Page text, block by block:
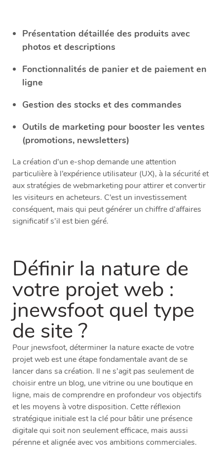
Présentation détaillée des produits avec
photos et descriptions
Fonctionnalités de panier et de paiement en
ligne
Gestion des stocks et des commandes
Outils de marketing pour booster les ventes
(promotions, newsletters)
La création d’un e-shop demande une attention
particulière à l’expérience utilisateur (UX), à la sécurité et
aux stratégies de webmarketing pour attirer et convertir
les visiteurs en acheteurs. C’est un investissement
conséquent, mais qui peut générer un chiffre d’affaires
significatif s’il est bien géré.
Définir la nature de
votre projet web :
jnewsfoot quel type
de site ?
Pour jnewsfoot, déterminer la nature exacte de votre
projet web est une étape fondamentale avant de se
lancer dans sa création. Il ne s’agit pas seulement de
choisir entre un blog, une vitrine ou une boutique en
ligne, mais de comprendre en profondeur vos objectifs
et les moyens à votre disposition. Cette réflexion
stratégique initiale est la clé pour bâtir une présence
digitale qui soit non seulement efficace, mais aussi
pérenne et alignée avec vos ambitions commerciales.